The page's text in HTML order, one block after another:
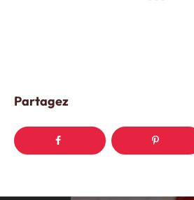
Partagez